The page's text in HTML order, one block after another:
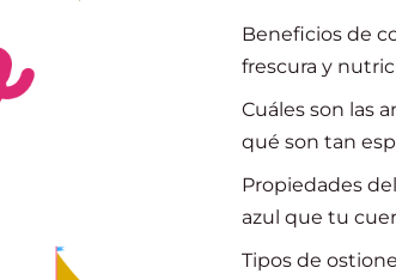
Beneficios de
frescura y
Cuáles son las
qué son tan
Propiedades
azul que tu
Tipos de